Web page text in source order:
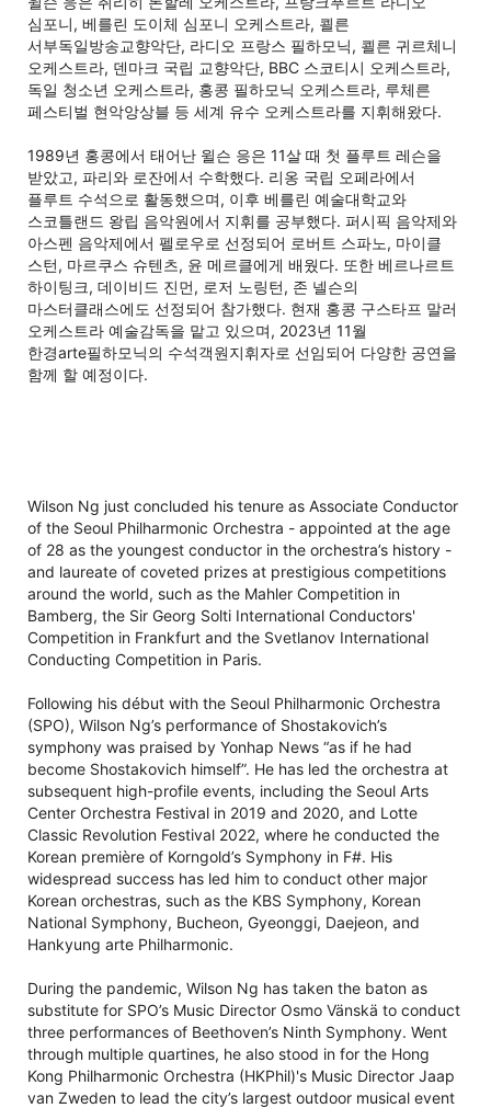
심포니, 베를린 도이체 심포니 오케스트라, 쾰른
서부독일방송교향악단, 라디오 프랑스 필하모닉, 쾰른 귀르체니
오케스트라, 덴마크 국립 교향악단, BBC 스코티시 오케스트라,
독일 청소년 오케스트라, 홍콩 필하모닉 오케스트라, 루체른
페스티벌 현악앙상블 등 세계 유수 오케스트라를 지휘해왔다.
1989년 홍콩에서 태어난 윌슨 응은 11살 때 첫 플루트 레슨을
받았고, 파리와 로잔에서 수학했다. 리옹 국립 오페라에서
플루트 수석으로 활동했으며, 이후 베를린 예술대학교와
스코틀랜드 왕립 음악원에서 지휘를 공부했다. 퍼시픽 음악제와
아스펜 음악제에서 펠로우로 선정되어 로버트 스파노, 마이클
스턴, 마르쿠스 슈텐츠, 윤 메르클에게 배웠다. 또한 베르나르트
하이팅크, 데이비드 진먼, 로저 노링턴, 존 넬슨의
마스터클래스에도 선정되어 참가했다. 현재 홍콩 구스타프 말러
오케스트라 예술감독을 맡고 있으며, 2023년 11월
한경arte필하모닉의 수석객원지휘자로 선임되어 다양한 공연을
함께 할 예정이다.
Wilson Ng just concluded his tenure as Associate Conductor
of the Seoul Philharmonic Orchestra - appointed at the age
of 28 as the youngest conductor in the orchestra’s history -
and laureate of coveted prizes at prestigious competitions
around the world, such as the Mahler Competition in
Bamberg, the Sir Georg Solti International Conductors'
Competition in Frankfurt and the Svetlanov International
Conducting Competition in Paris.
Following his début with the Seoul Philharmonic Orchestra
(SPO), Wilson Ng’s performance of Shostakovich’s
symphony was praised by Yonhap News “as if he had
become Shostakovich himself”. He has led the orchestra at
subsequent high-profile events, including the Seoul Arts
Center Orchestra Festival in 2019 and 2020, and Lotte
Classic Revolution Festival 2022, where he conducted the
Korean première of Korngold’s Symphony in F#. His
widespread success has led him to conduct other major
Korean orchestras, such as the KBS Symphony, Korean
National Symphony, Bucheon, Gyeonggi, Daejeon, and
Hankyung arte Philharmonic.
During the pandemic, Wilson Ng has taken the baton as
substitute for SPO’s Music Director Osmo Vänskä to conduct
three performances of Beethoven’s Ninth Symphony. Went
through multiple quartines, he also stood in for the Hong
Kong Philharmonic Orchestra (HKPhil)'s Music Director Jaap
van Zweden to lead the city’s largest outdoor musical event